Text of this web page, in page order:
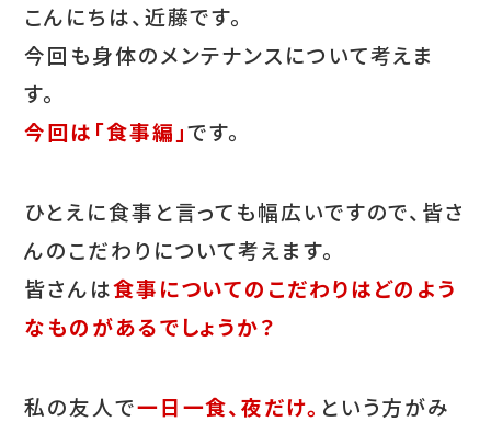
こんにちは、近藤です。
今回も身体のメンテナンスについて考えま
す。
今回は「食事編」です。
ひとえに食事と言っても幅広いですので、皆さ
んのこだわりについて考えます。
皆さんは食事についてのこだわりはどのよう
なものがあるでしょうか？
私の友人で一日一食、夜だけ。 という方がみ